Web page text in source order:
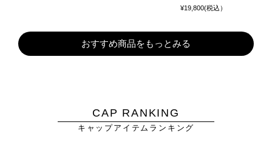
¥19,800(税込）
おすすめ商品をもっとみる
CAP RANKING
キャップアイテムランキング